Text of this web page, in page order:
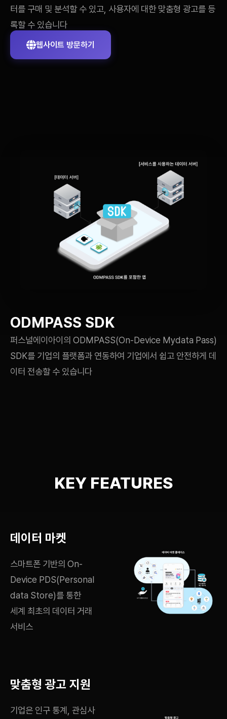
터를 구매 및 분석할 수 있고, 사용자에 대한 맞춤형 광고를 등
록할 수 있습니다
웹사이트 방문하기
ODMPASS SDK
퍼스널에이아이의 ODMPASS(On-Device Mydata Pass)
SDK를 기업의 플랫폼과 연동하여 기업에서 쉽고 안전하게 데
이터 전송할 수 있습니다
KEY FEATURES
데이터 마켓
스마트폰 기반의 On-
Device PDS(Personal
data Store)를 통한
세계 최초의 데이터 거래
서비스
맞춤형 광고 지원
기업은 인구 통계, 관심사